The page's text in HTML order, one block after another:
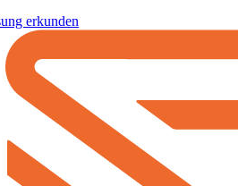
erkunden